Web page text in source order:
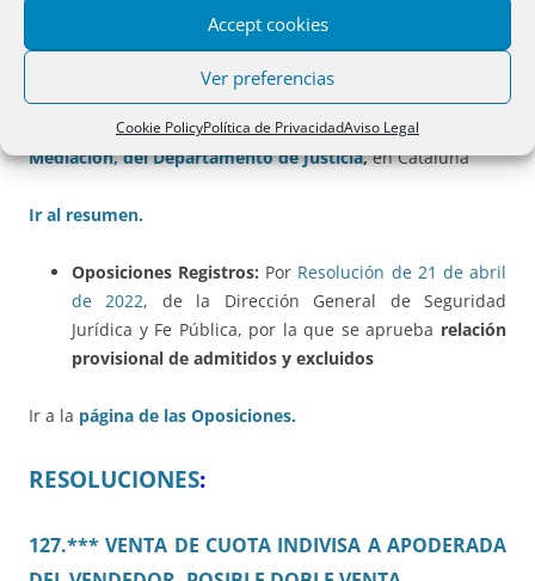
Accept cookies
Ver preferencias
Cookie PolicyPolítica de PrivacidadAviso Legal
Dirección General de Derecho, Entidades Jurídicas y
Mediación, del Departamento de Justicia,en Cataluña
Ir al resumen.
Oposiciones Registros: Por Resolución de 21 de abril
de 2022, de la Dirección General de Seguridad
Jurídica y Fe Pública, por la que se aprueba relación
provisional de admitidos y excluidos
Ir a la página de las Oposiciones.
RESOLUCIONES:
127.*** VENTA DE CUOTA INDIVISA A APODERADA